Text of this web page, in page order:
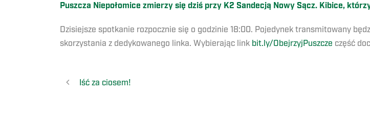
Puszcza Niepołomice zmierzy się dziś przy K2 Sandecją Nowy Sącz. Kibice,
Dzisiejsze spotkanie rozpocznie się o godzinie 18:00. Pojedynek transmitowany
skorzystania z dedykowanego linka. Wybierając link bit.ly/ObejrzyjPuszcze część
Iść za ciosem!